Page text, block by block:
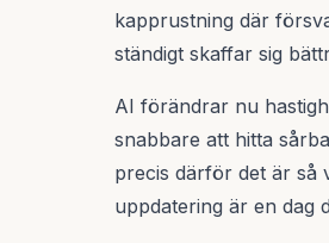
kapprustning där
ständigt skaffar sig
AI förändrar nu
snabbare att hitta
precis därför det är så
uppdatering är en dag